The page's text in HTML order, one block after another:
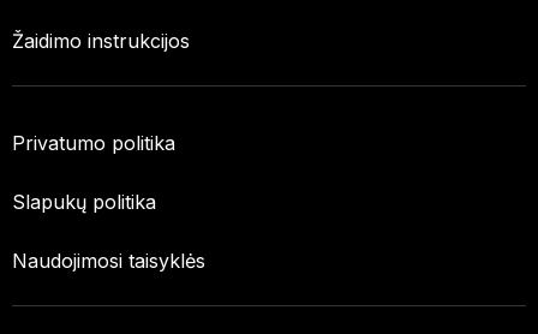
Žaidimo instrukcijos
Privatumo politika
Slapukų politika
Naudojimosi taisyklės